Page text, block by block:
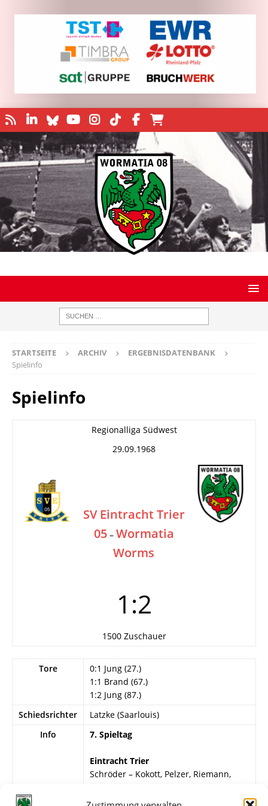
STARTSEITE ARCHIV
ERGEBNISDATENBANK
Spielinfo
Spielinfo
Regionalliga Südwest
29.09.1968
SV Eintracht Trier
05 – Wormatia
Worms
1:2
1500 Zuschauer
Tore
0:1 Jung (27.)
1:1 Brand (67.)
1:2 Jung (87.)
Schiedsrichter
Latzke (Saarlouis)
Info
7. Spieltag
Eintracht Trier
Schröder – Kokott, Pelzer, Riemann,
Mijatovic, Szeinecke, Jung, Träger.